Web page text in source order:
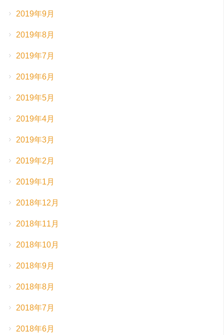
2019年9月
2019年8月
2019年7月
2019年6月
2019年5月
2019年4月
2019年3月
2019年2月
2019年1月
2018年12月
2018年11月
2018年10月
2018年9月
2018年8月
2018年7月
2018年6月